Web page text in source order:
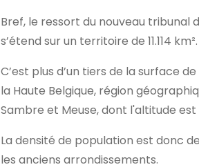
Bref, le ressort du nouveau tribunal
s’étend sur un territoire de 11.114 km².
C’est plus d’un tiers de la surface
la Haute Belgique, région
Sambre et Meuse, dont l'altitude
La densité de population est donc
les anciens arrondissements.